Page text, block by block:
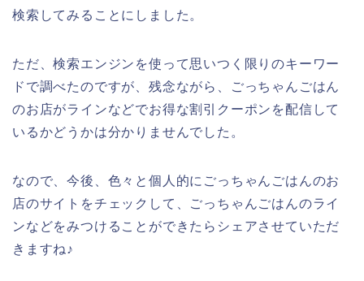
検索してみることにしました。
ただ、検索エンジンを使って思いつく限りのキーワー
ドで調べたのですが、残念ながら、ごっちゃんごはん
のお店がラインなどでお得な割引クーポンを配信して
いるかどうかは分かりませんでした。
なので、今後、色々と個人的にごっちゃんごはんのお
店のサイトをチェックして、ごっちゃんごはんのライ
ンなどをみつけることができたらシェアさせていただ
きますね♪